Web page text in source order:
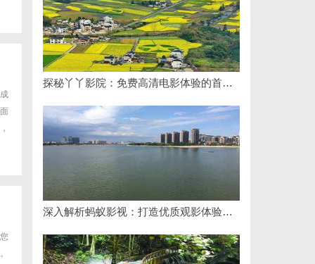
探秘丫丫影院：免费高清电影体验的首选平台
深入解析蚂蚁影视：打造优质观影体验的领先平台